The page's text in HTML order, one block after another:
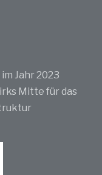
Jahr 2023
Mitte für das